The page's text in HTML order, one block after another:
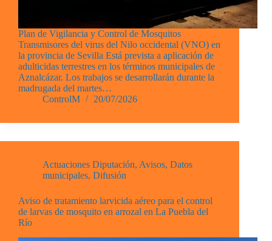
Plan de Vigilancia y Control de Mosquitos
Transmisores del virus del Nilo occidental (VNO) en
la provincia de Sevilla Está prevista a aplicación de
adulticidas terrestres en los términos municipales de
Aznalcázar. Los trabajos se desarrollarán durante la
madrugada del martes…
ControlM
20/07/2026
Actuaciones Diputación, Avisos, Datos
municipales, Difusión
Aviso de tratamiento larvicida aéreo para el control
de larvas de mosquito en arrozal en La Puebla del
Río